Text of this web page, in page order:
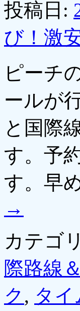
投稿日:
び！激
ピーチ
ールが
と国際
す。予
す。早
→
カテゴ
際路線
ク , タ